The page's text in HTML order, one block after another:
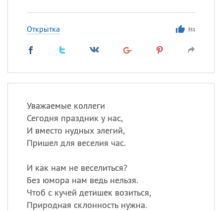
Открытка 351
Уважаемые коллеги
Сегодня праздник у нас,
И вместо нудных элегий,
Пришел для веселия час.
И как нам не веселиться?
Без юмора нам ведь нельзя.
Чтоб с кучей детишек возиться,
Природная склонность нужна.